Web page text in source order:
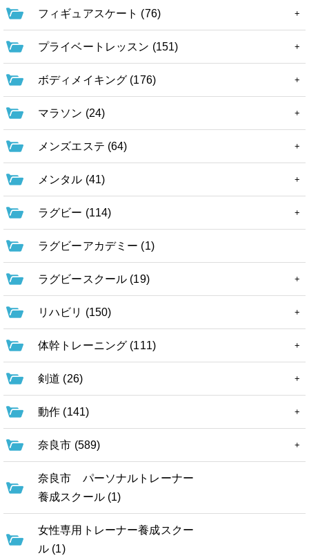
フィギュアスケート (76)
プライベートレッスン (151)
ボディメイキング (176)
マラソン (24)
メンズエステ (64)
メンタル (41)
ラグビー (114)
ラグビーアカデミー (1)
ラグビースクール (19)
リハビリ (150)
体幹トレーニング (111)
剣道 (26)
動作 (141)
奈良市 (589)
奈良市 パーソナルトレーナー
養成スクール (1)
女性専用トレーナー養成スクー
ル (1)